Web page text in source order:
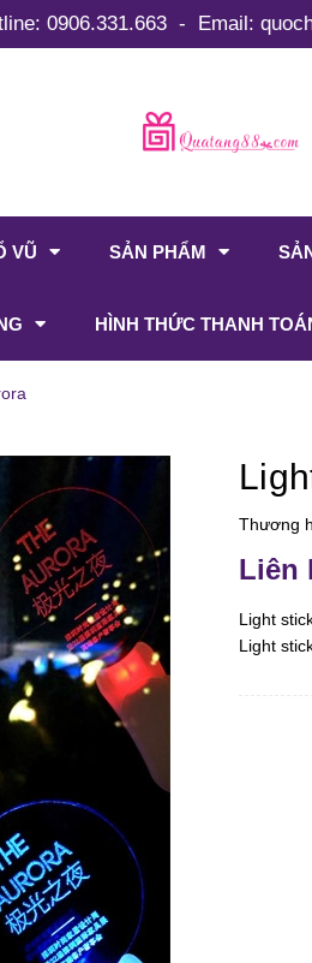
0906.331.663 - Email:
VŨ SẢN PHẨM
HÌNH THỨC THANH
Thương
Liên
Light
Light